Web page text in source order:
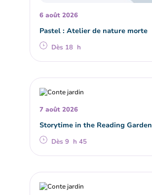
6 août 2026
Pastel : Atelier de nature morte
Dès 18 h
7 août 2026
Storytime in the Reading Garden
Dès 9 h 45